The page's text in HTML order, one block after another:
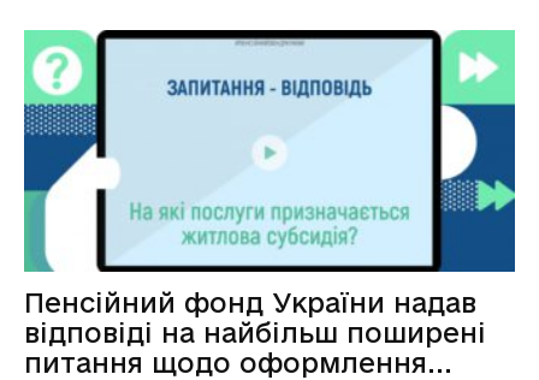
Пенсійний фонд України надав
відповіді на найбільш поширені
питання щодо оформлення...